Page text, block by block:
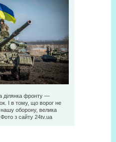
ділянка фронту —
І в тому, що ворог не
оборону, велика
Фото з сайту 24tv.ua